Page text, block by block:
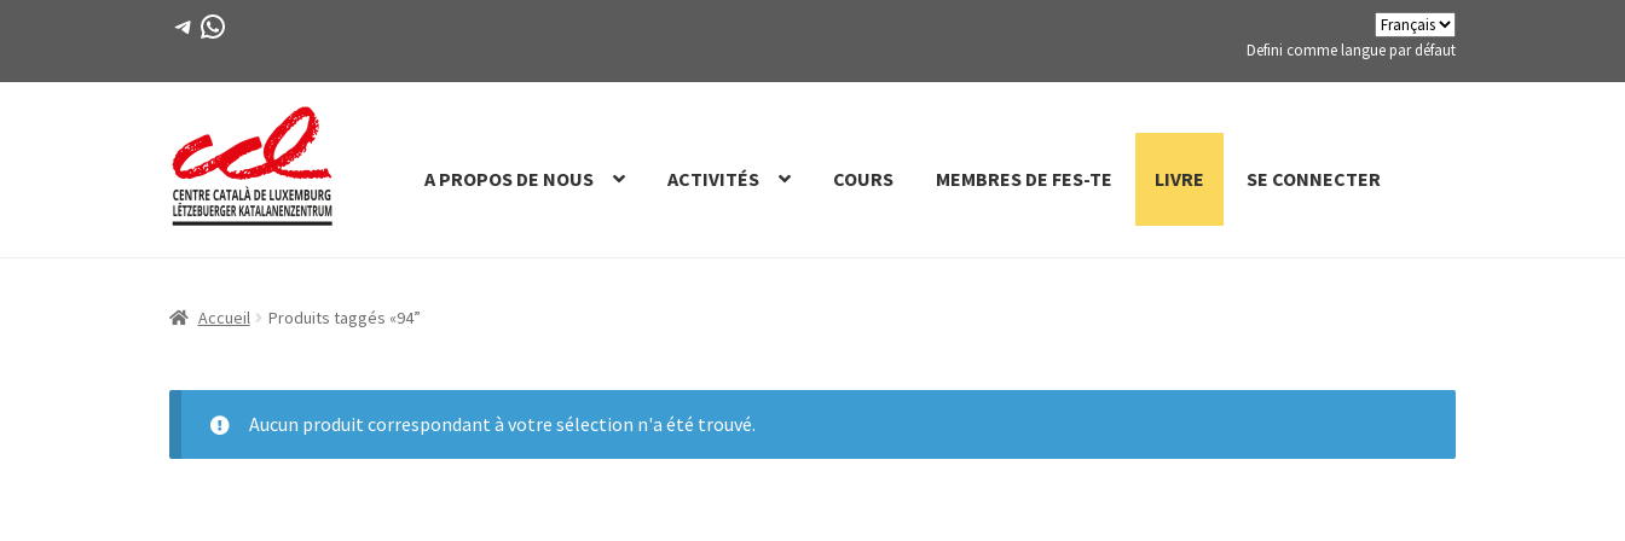
Télégramme
WhatsApp
Defini comme langue par défaut
Passer
à
Aller
au
A PROPOS DE NOUS ACTIVITÉS COURS MEMBRES DE FES-TE LIVRE SE CONNECTER
Accueil Produits taggés «94”
Aucun produit correspondant à votre sélection n'a été trouvé.